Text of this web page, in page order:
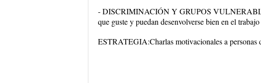
- DISCRIMINACIÓN Y GRUPOS
que guste y puedan desenvolverse bien en el trabajo
ESTRATEGIA:Charlas motivacionales a personas